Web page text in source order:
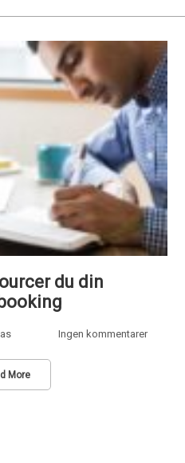
du din
Ingen kommentarer
More